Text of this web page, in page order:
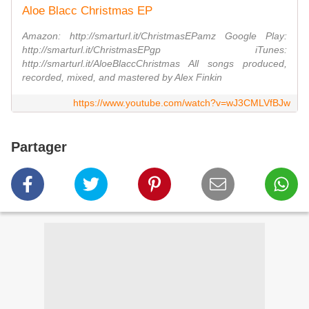
Aloe Blacc Christmas EP
Amazon: http://smarturl.it/ChristmasEPamz Google Play:
http://smarturl.it/ChristmasEPgp iTunes:
http://smarturl.it/AloeBlaccChristmas All songs produced,
recorded, mixed, and mastered by Alex Finkin
https://www.youtube.com/watch?v=wJ3CMLVfBJw
Partager